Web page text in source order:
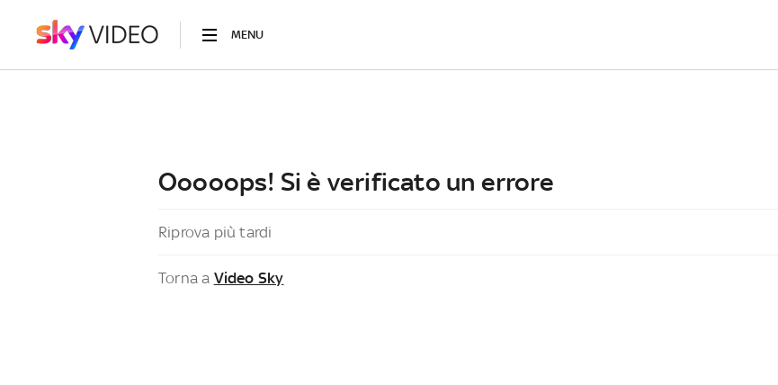
MENU
Ooooops! Si è verificato un errore
Riprova più tardi
Torna a Video Sky